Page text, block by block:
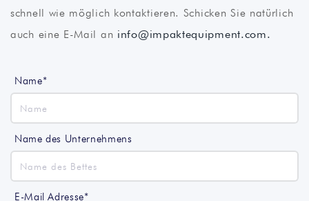
schnell wie möglich kontaktieren. Schicken Sie natürlich
auch eine E-Mail an info@impaktequipment.com.
Name*
Name des Unternehmens
E-Mail Adresse*